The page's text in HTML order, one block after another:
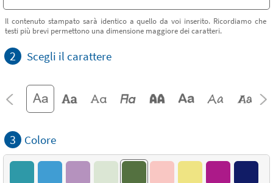
Il contenuto stampato sarà identico a quello da voi inserito. Ricordiamo che
testi più brevi permettono una dimensione maggiore dei caratteri.
2 Scegli il carattere
3 Colore